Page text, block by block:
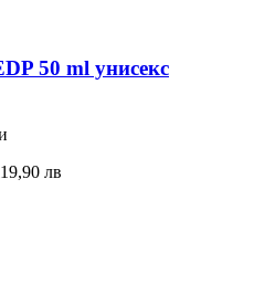
50 ml унисекс
лв